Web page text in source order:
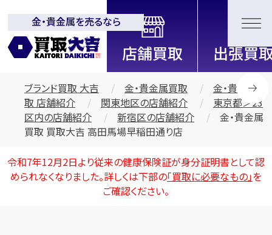
全国2200店舗以上展開中！
信頼と実績の買取専門店「買取大
吉」
金・貴金属を売るなら
ブランド買取 大吉 金・貴金属買取
金・貴金属買
取 店舗紹介
関東地区の店舗紹介
東京都＞23
区内の店舗紹介
新宿区の店舗紹介
金・貴金属
買取 買取大吉 高田馬場早稲田通り店
令和7年12月2日より従来の健康保険証が身分証明書として認
められなくなりました。詳しくは下部の「買取に必要なもの」を
ご確認ください。